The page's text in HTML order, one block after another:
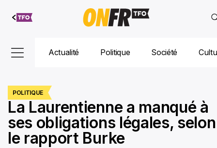
Aller au
contenu
Actualité Politique Société
POLITIQUE
La Laurentienne a manqué à
ses obligations légales, selon
le rapport Burke